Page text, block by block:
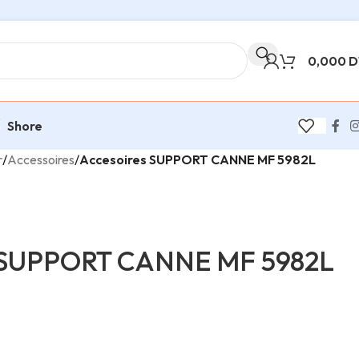
0,000
Shore
/Accessoires/Accesoires SUPPORT CANNE MF 5982L
CANNE MF 5982L